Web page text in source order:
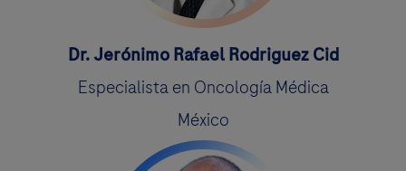
Dr. Jerónimo Rafael Rodriguez Cid
Especialista en Oncología Médica
México